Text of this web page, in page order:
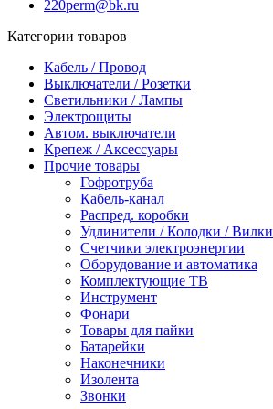
220perm@bk.ru
Категории товаров
Кабель / Провод
Выключатели / Розетки
Светильники / Лампы
Электрощиты
Автом. выключатели
Крепеж / Аксессуары
Прочие товары
Гофротруба
Кабель-канал
Распред. коробки
Удлинители / Колодки / Вилки
Счетчики электроэнергии
Оборудование и автоматика
Комплектующие ТВ
Инструмент
Фонари
Товары для пайки
Батарейки
Наконечники
Изолента
Звонки